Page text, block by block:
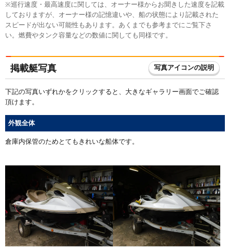
※巡行速度・最高速度に関しては、オーナー様からお聞きした速度を記載
しておりますが、オーナー様の記憶違いや、船の状態により記載された
スピードが出ない可能性もあります。あくまでも参考までにご覧下さ
い。燃費やタンク容量などの数値に関しても同様です。
掲載艇写真 写真アイコンの説明
下記の写真いずれかをクリックすると、大きなギャラリー画面でご確認
頂けます。
外観全体
倉庫内保管のためとてもきれいな船体です。